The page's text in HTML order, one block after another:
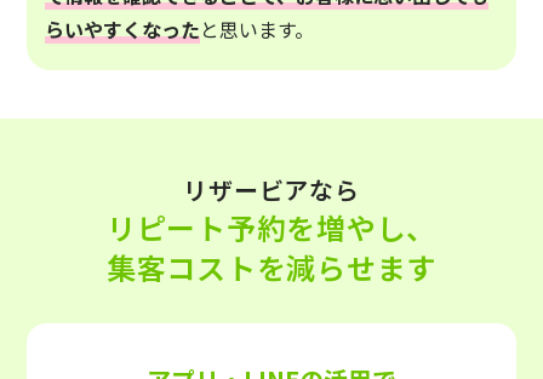
らいやすくなったと思います。
リザービアなら
リピート予約を増やし、
集客コストを減らせます